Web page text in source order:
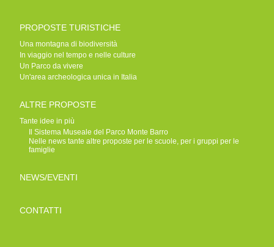
PROPOSTE TURISTICHE
Una montagna di biodiversità
In viaggio nel tempo e nelle culture
Un Parco da vivere
Un'area archeologica unica in Italia
ALTRE PROPOSTE
Tante idee in più
Il Sistema Museale del Parco Monte Barro
Nelle news tante altre proposte per le scuole, per i gruppi per le
famiglie
NEWS/EVENTI
CONTATTI